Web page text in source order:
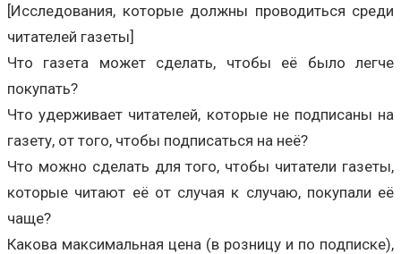
[Исследования, которые должны проводиться среди
читателей газеты]
Что газета может сделать, чтобы её было легче
покупать?
Что удерживает читателей, которые не подписаны на
газету, от того, чтобы подписаться на неё?
Что можно сделать для того, чтобы читатели газеты,
которые читают её от случая к случаю, покупали её
чаще?
Какова максимальная цена (в розницу и по подписке),